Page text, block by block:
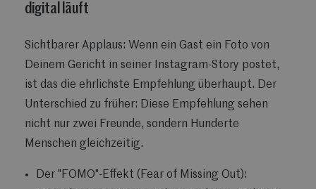
digital läuft
Sichtbarer Applaus: Wenn ein Gast ein Foto von
Deinem Gericht in seiner Instagram-Story postet,
ist das die ehrlichste Empfehlung überhaupt. Der
Unterschied zu früher: Diese Empfehlung sehen
nicht nur zwei Freunde, sondern Hunderte
Menschen gleichzeitig.
Der "FOMO"-Effekt (Fear of Missing Out):